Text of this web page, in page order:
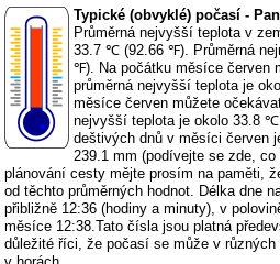
Typické (obvyklé) počasí -
Průměrná nejvyšší teplota v
33.7 ℃ (92.66 ℉). Průměrná
℉). Na počátku měsíce červen
průměrná nejvyšší teplota je
měsíce červen můžete
nejvyšší teplota je okolo 33.8
deštivých dnů v měsíci červen
239.1 mm (podívejte se zde,
plánování cesty mějte prosím na paměti,
od těchto průměrných hodnot. Délka dne
přibližně 12:36 (hodiny a minuty), v
měsíce 12:38.Tato čísla jsou platná
důležité říci, že počasí se může v